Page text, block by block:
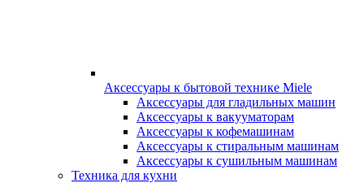
Аксессуары к бытовой технике Miele
Аксессуары для гладильных машин
Аксессуары к вакууматорам
Аксессуары к кофемашинам
Аксессуары к стиральным машинам
Аксессуары к сушильным машинам
Техника для кухни